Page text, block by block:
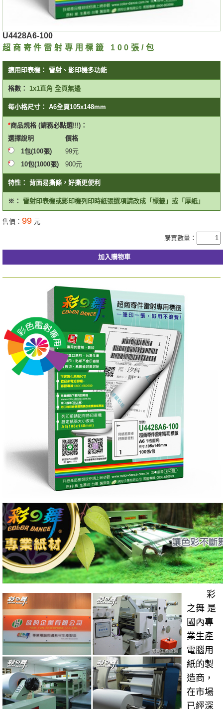
U4428A6-100
超商寄件雷射專用標籤 100張/包
適用印表機： 雷射、影印機多功能
格數： 1x1直角 全頁無邊
每小格尺寸： A6全頁105x148mm
商品規格 (請務必點選!!!)：
選擇說明
價格
1包(100張)
99元
10包(1000張) 900元
特性： 背面易撕條，好撕更便利
※： 雷射印表機或影印機列印時紙張選項請改成「標籤」或「厚紙」
售價： 99 元
購買數量：
彩
之舞 是
國內專
業生產
電腦用
紙的製
造商，
在市場
已經深